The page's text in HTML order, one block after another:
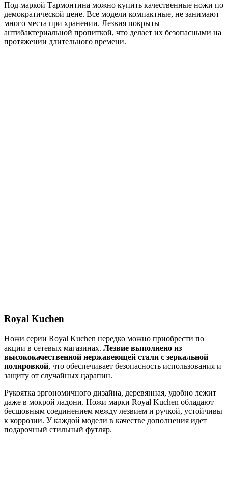
Под маркой Тармонтина можно купить качественные ножи по
демократической цене. Все модели компактные, не занимают
много места при хранении. Лезвия покрыты
антибактериальной пропиткой, что делает их безопасными на
протяжении длительного времени.
Royal Kuchen
Ножи серии Royal Kuchen нередко можно приобрести по
акции в сетевых магазинах. Лезвие выполнено из
высококачественной нержавеющей стали с зеркальной
полировкой, что обеспечивает безопасность использования и
защиту от случайных царапин.
Рукоятка эргономичного дизайна, деревянная, удобно лежит
даже в мокрой ладони. Ножи марки Royal Kuchen обладают
бесшовным соединением между лезвием и ручкой, устойчивы
к коррозии. У каждой модели в качестве дополнения идет
подарочный стильный футляр.